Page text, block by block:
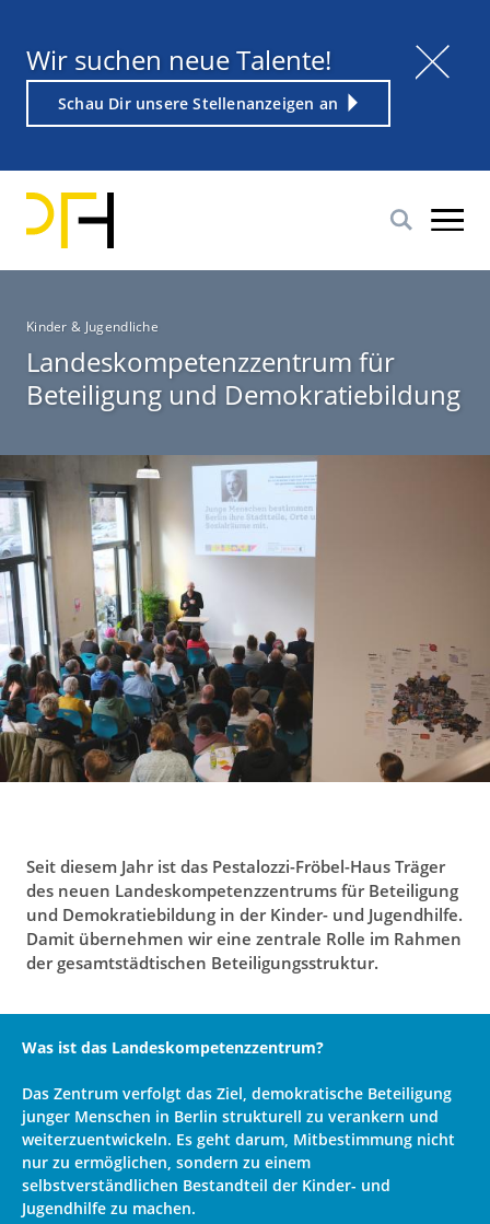
InhaltTitel
Wir suchen neue Talente!
Link
Schau Dir unsere Stellenanzeigen an
P
f
a
d
v
i
g
a
t
o
n
Kinder & Jugendliche
Landeskompetenzzentrum für
Beteiligung und Demokratiebildung
Seit diesem Jahr ist das Pestalozzi-Fröbel-Haus Träger
des neuen Landeskompetenzzentrums für Beteiligung
und Demokratiebildung in der Kinder- und Jugendhilfe.
Damit übernehmen wir eine zentrale Rolle im Rahmen
der gesamtstädtischen Beteiligungsstruktur.
Was ist das Landeskompetenzzentrum?
Das Zentrum verfolgt das Ziel, demokratische Beteiligung
junger Menschen in Berlin strukturell zu verankern und
weiterzuentwickeln. Es geht darum, Mitbestimmung nicht
nur zu ermöglichen, sondern zu einem
selbstverständlichen Bestandteil der Kinder- und
Jugendhilfe zu machen.